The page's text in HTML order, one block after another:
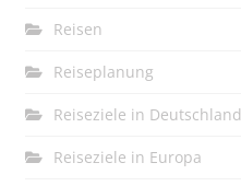
Reisen
Reiseplanung
Reiseziele in Deutschland
Reiseziele in Europa